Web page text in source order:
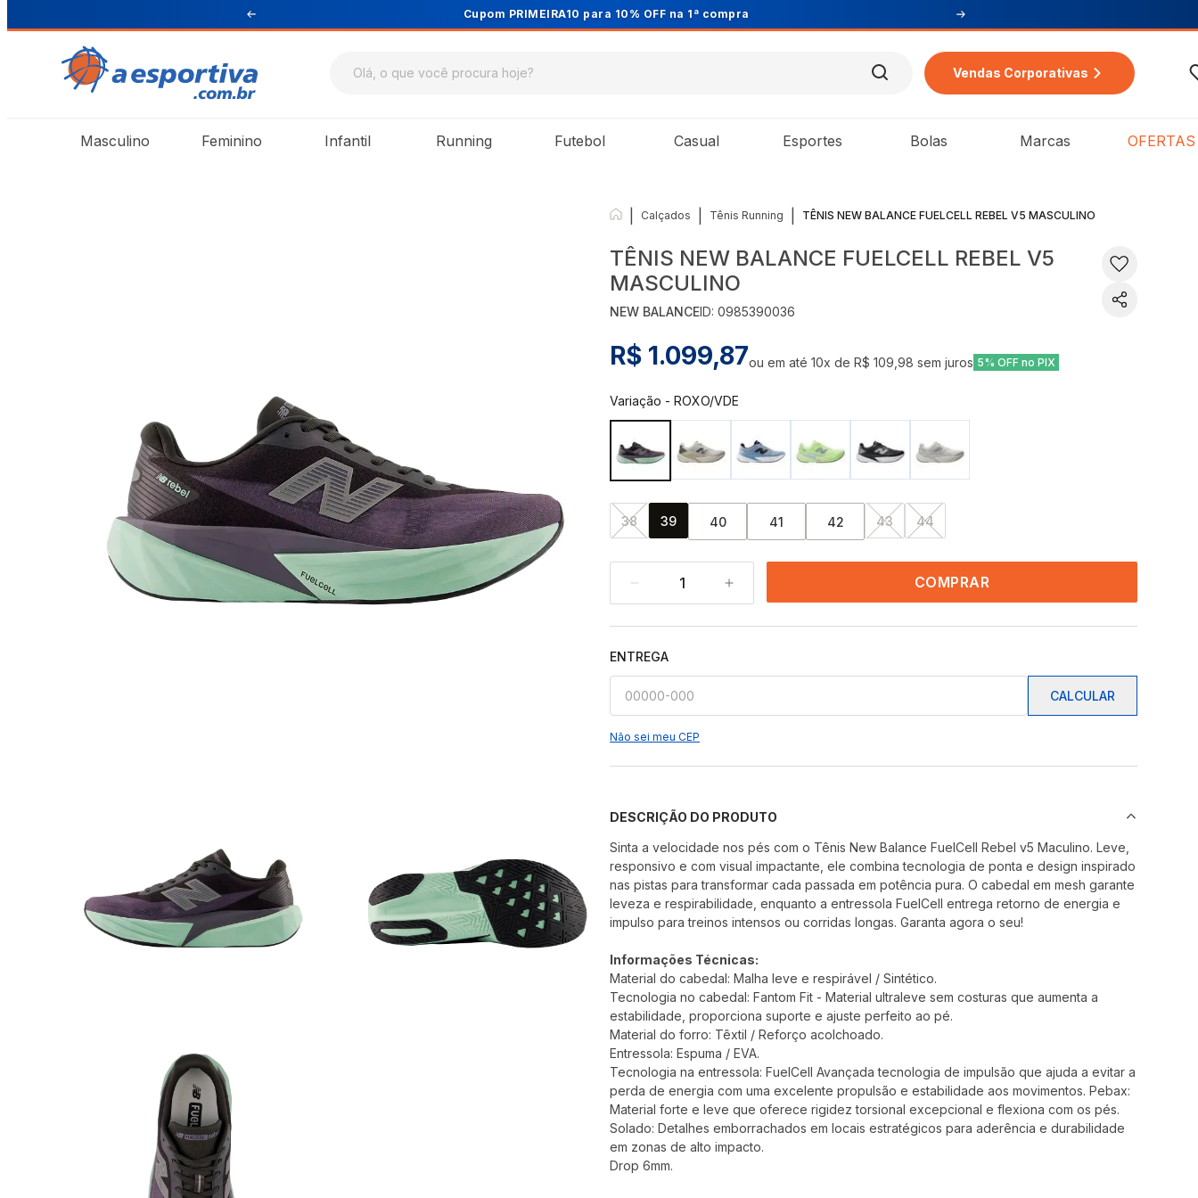
Cupom PRIMEIRA10 para 10% OFF na 1ª compra
Vendas Corporativas
Masculino Feminino Infantil Running Futebol Casual Esportes Bolas Marcas OFERTAS
Calçados Tênis Running TÊNIS NEW BALANCE FUELCELL REBEL V5 MASCULINO
TÊNIS NEW BALANCE FUELCELL REBEL V5
MASCULINO
NEW BALANCEID:0985390036
R$ 1.099,87ou em até10x deR$ 109,98 sem juros 5% OFF no PIX
Variação -ROXO/VDE
38 39 40 41 42 43 44
1 COMPRAR
ENTREGA
CALCULAR
Não sei meu CEP
DESCRIÇÃO DO PRODUTO
Sinta a velocidade nos pés com o Tênis New Balance FuelCell Rebel v5 Maculino. Leve,
responsivo e com visual impactante, ele combina tecnologia de ponta e design inspirado
nas pistas para transformar cada passada em potência pura. O cabedal em mesh garante
leveza e respirabilidade, enquanto a entressola FuelCell entrega retorno de energia e
impulso para treinos intensos ou corridas longas. Garanta agora o seu!
Informações Técnicas:
Material do cabedal: Malha leve e respirável / Sintético.
Tecnologia no cabedal: Fantom Fit - Material ultraleve sem costuras que aumenta a
estabilidade, proporciona suporte e ajuste perfeito ao pé.
Material do forro: Têxtil / Reforço acolchoado.
Entressola: Espuma / EVA.
Tecnologia na entressola: FuelCell Avançada tecnologia de impulsão que ajuda a evitar a
perda de energia com uma excelente propulsão e estabilidade aos movimentos. Pebax:
Material forte e leve que oferece rigidez torsional excepcional e flexiona com os pés.
Solado: Detalhes emborrachados em locais estratégicos para aderência e durabilidade
em zonas de alto impacto.
Drop 6mm.